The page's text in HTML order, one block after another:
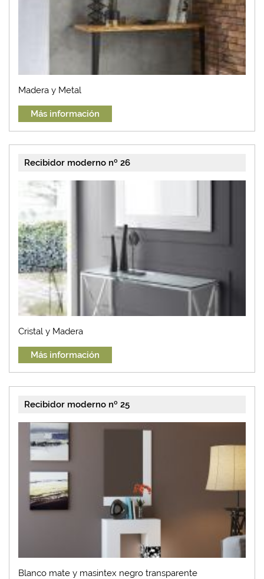
Madera y Metal
Más información
Recibidor moderno nº 26
Cristal y Madera
Más información
Recibidor moderno nº 25
Blanco mate y masintex negro transparente